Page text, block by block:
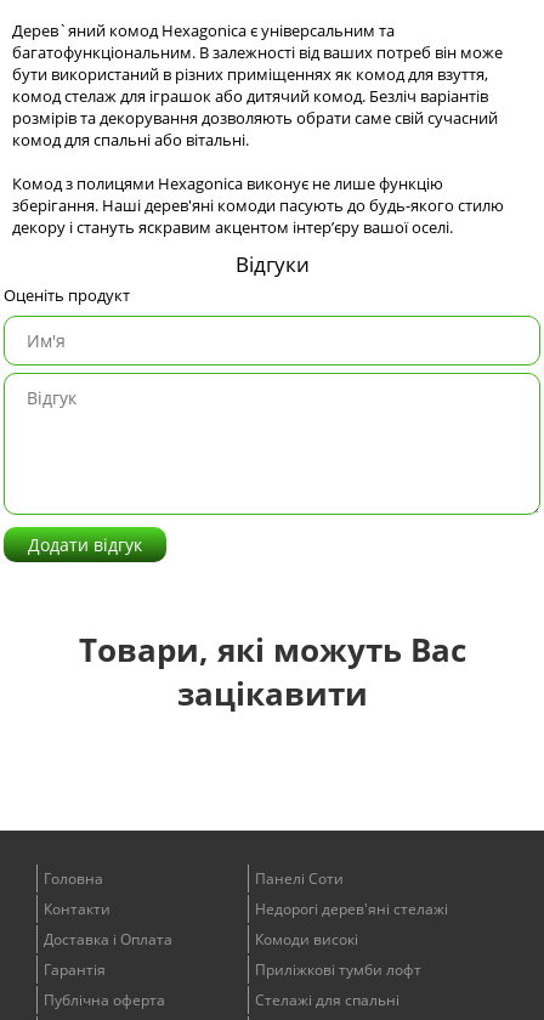
Дерев`яний комод Hexagonica є універсальним та
багатофункціональним. В залежності від ваших потреб він може
бути використаний в різних приміщеннях як комод для взуття,
комод стелаж для іграшок або дитячий комод. Безліч варіантів
розмірів та декорування дозволяють обрати саме свій сучасний
комод для спальні або вітальні.
Комод з полицями Hexagonica виконує не лише функцію
зберігання. Наші дерев'яні комоди пасують до будь-якого стилю
декору і стануть яскравим акцентом інтер’єру вашої оселі.
Відгуки
Оценіть продукт
Додати відгук
Товари, які можуть Вас
зацікавити
Головна
Контакти
Доставка і Оплата
Гарантія
Публічна оферта
Панелі Соти
Недорогі дерев'яні стелажі
Комоди високі
Приліжкові тумби лофт
Стелажі для спальні